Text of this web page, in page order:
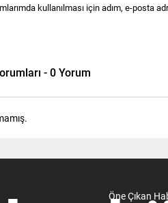
kullanılması için adım, e-posta
- 0 Yorum
Öne Çıkan